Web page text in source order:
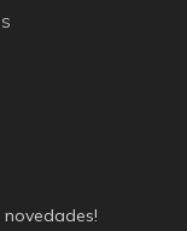
novedades!